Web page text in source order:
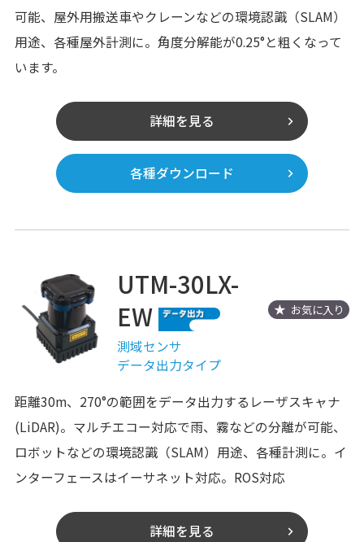
可能、屋外用搬送車やクレーンなどの環境認識（SLAM）
用途、各種屋外計測に。角度分解能が0.25°と粗くなって
います。
詳細を見る
各種ダウンロード
お気に入り
UTM-30LX-
EW
測域センサ
データ出力タイプ
距離30m、270°の範囲をデータ出力するレーザスキャナ
(LiDAR)。マルチエコー対応で雨、霧などの分離が可能、
ロボットなどの環境認識（SLAM）用途、各種計測に。イ
ンターフェースはイーサネット対応。ROS対応
詳細を見る